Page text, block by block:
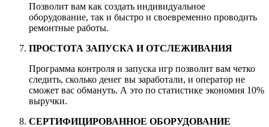
Позволит вам как создать индивидуальное
оборудование, так и быстро и своевременно проводить
ремонтные работы.
ПРОСТОТА ЗАПУСКА И ОТСЛЕЖИВАНИЯ
Программа контроля и запуска игр позволит вам четко
следить, сколько денег вы заработали, и оператор не
сможет вас обмануть. А это по статистике экономия 10%
выручки.
СЕРТИФИЦИРОВАННОЕ ОБОРУДОВАНИЕ